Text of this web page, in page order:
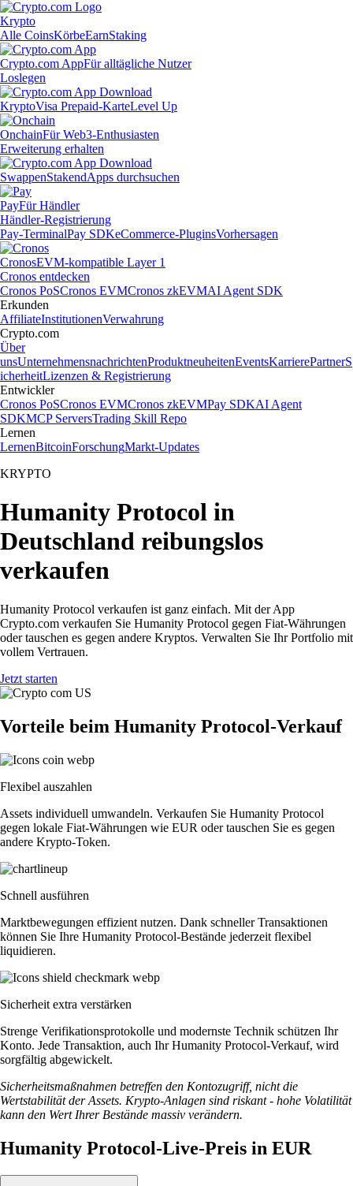
Krypto
Alle CoinsKörbeEarnStaking
Crypto.com AppFür alltägliche Nutzer
Loslegen
KryptoVisa Prepaid-KarteLevel Up
OnchainFür Web3-Enthusiasten
Erweiterung erhalten
SwappenStakendApps durchsuchen
PayFür Händler
Händler-Registrierung
Pay-TerminalPay SDKeCommerce-PluginsVorhersagen
CronosEVM-kompatible Layer 1
Cronos entdecken
Cronos PoSCronos EVMCronos zkEVMAI Agent SDK
Erkunden
AffiliateInstitutionenVerwahrung
Crypto.com
Über
unsUnternehmensnachrichtenProduktneuheitenEventsKarrierePartnerS
icherheitLizenzen & Registrierung
Entwickler
Cronos PoSCronos EVMCronos zkEVMPay SDKAI Agent
SDKMCP ServersTrading Skill Repo
Lernen
LernenBitcoinForschungMarkt-Updates
KRYPTO
Humanity Protocol in
Deutschland reibungslos
verkaufen
Humanity Protocol verkaufen ist ganz einfach. Mit der App
Crypto.com verkaufen Sie Humanity Protocol gegen Fiat-Währungen
oder tauschen es gegen andere Kryptos. Verwalten Sie Ihr Portfolio mit
vollem Vertrauen.
Jetzt starten
Vorteile beim Humanity Protocol-Verkauf
Flexibel auszahlen
Assets individuell umwandeln. Verkaufen Sie Humanity Protocol
gegen lokale Fiat-Währungen wie EUR oder tauschen Sie es gegen
andere Krypto-Token.
Schnell ausführen
Marktbewegungen effizient nutzen. Dank schneller Transaktionen
können Sie Ihre Humanity Protocol-Bestände jederzeit flexibel
liquidieren.
Sicherheit extra verstärken
Strenge Verifikationsprotokolle und modernste Technik schützen Ihr
Konto. Jede Transaktion, auch Ihr Humanity Protocol-Verkauf, wird
sorgfältig abgewickelt.
Sicherheitsmaßnahmen betreffen den Kontozugriff, nicht die
Wertstabilität der Assets. Krypto-Anlagen sind riskant - hohe Volatilität
kann den Wert Ihrer Bestände massiv verändern.
Humanity Protocol-Live-Preis in EUR